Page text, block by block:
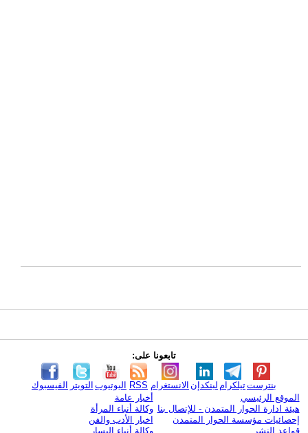
تابعونا على:
الفيسبوك التويتر اليوتيوب RSS الانستغرام لينكدإن تيلكرامبنترست
الموقع الرئيسي
هيئة ادارة الحوار المتمدن - للإتصال بنا
إحصائيات مؤسسة الحوار المتمدن
قواعد النشر
أخبار عامة
وكالة أنباء المرأة
اخبار الأدب والفن
وكالة أنباء اليسار